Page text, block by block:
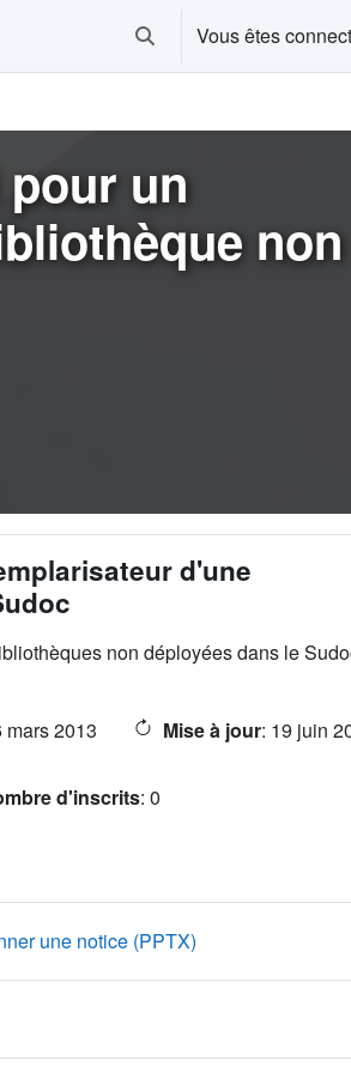
Activer/désactiver la
Vous êtes
un
non
d'une
non déployées dans le
mars 2013 Mise à jour: 19 juin
d'inscrits: 0
une notice (PPTX)